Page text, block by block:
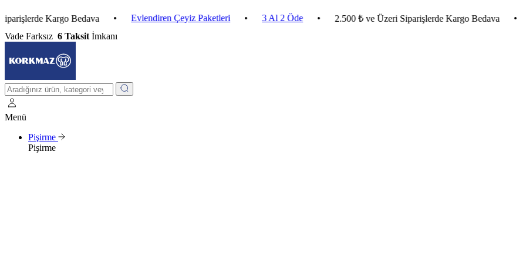
Kargo Bedava • Evlendiren Çeyiz Paketleri • 3 Al 2 Öde • 2.500 ₺ ve Üzeri Siparişlerde Kargo Bedava •
Vade Farksız 6 Taksit İmkanı
Menü
Pişirme
Pişirme